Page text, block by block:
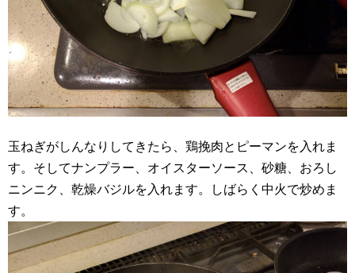
玉ねぎがしんなりしてきたら、鶏挽肉とピーマンを入れま
す。そしてナンプラー、オイスターソース、砂糖、おろし
ニンニク、乾燥バジルを入れます。しばらく中火で炒めま
す。